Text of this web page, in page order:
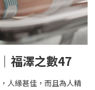
福澤之數47
人緣甚佳，而且為人精